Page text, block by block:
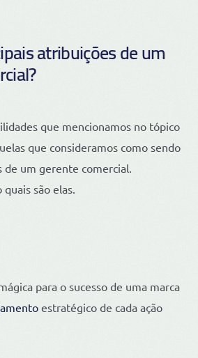
atribuições de um
que mencionamos no tópico
que consideramos como sendo
de um gerente comercial.
são elas.
para o sucesso de uma marca
estratégico de cada ação